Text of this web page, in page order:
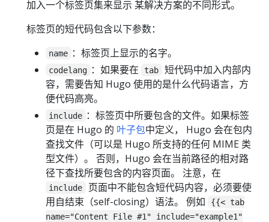
加入一个标签页集来显示 某解决方案的不同形式。
标签页的短代码包含以下参数：
name ：标签页上显示的名字。
codelang ：如果要在 tab
短代码中加入内部内
容，需要告知 Hugo 使用的是什么代码语言，方
便代码高亮。
include ：标签页中所要包含的文件。如果标签
页是在 Hugo 的 叶子包中定义， Hugo 会在包内
查找文件（可以是 Hugo 所支持的任何 MIME 类
型文件）。 否则，Hugo 会在当前路径的相对路
径下查找所要包含的内容页面。 注意，在
include
页面中不能包含短代码内容，必须要使
用自结束（self-closing）语法。 例如
{{< tab
name="Content File #1" include="example1"